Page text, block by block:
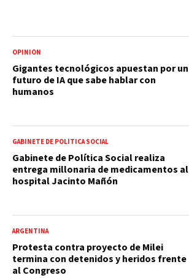
OPINIÓN
Gigantes tecnológicos apuestan por un
futuro de IA que sabe hablar con
humanos
GABINETE DE POLÍTICA SOCIAL
Gabinete de Política Social realiza
entrega millonaria de medicamentos al
hospital Jacinto Mañón
ARGENTINA
Protesta contra proyecto de Milei
termina con detenidos y heridos frente
al Congreso